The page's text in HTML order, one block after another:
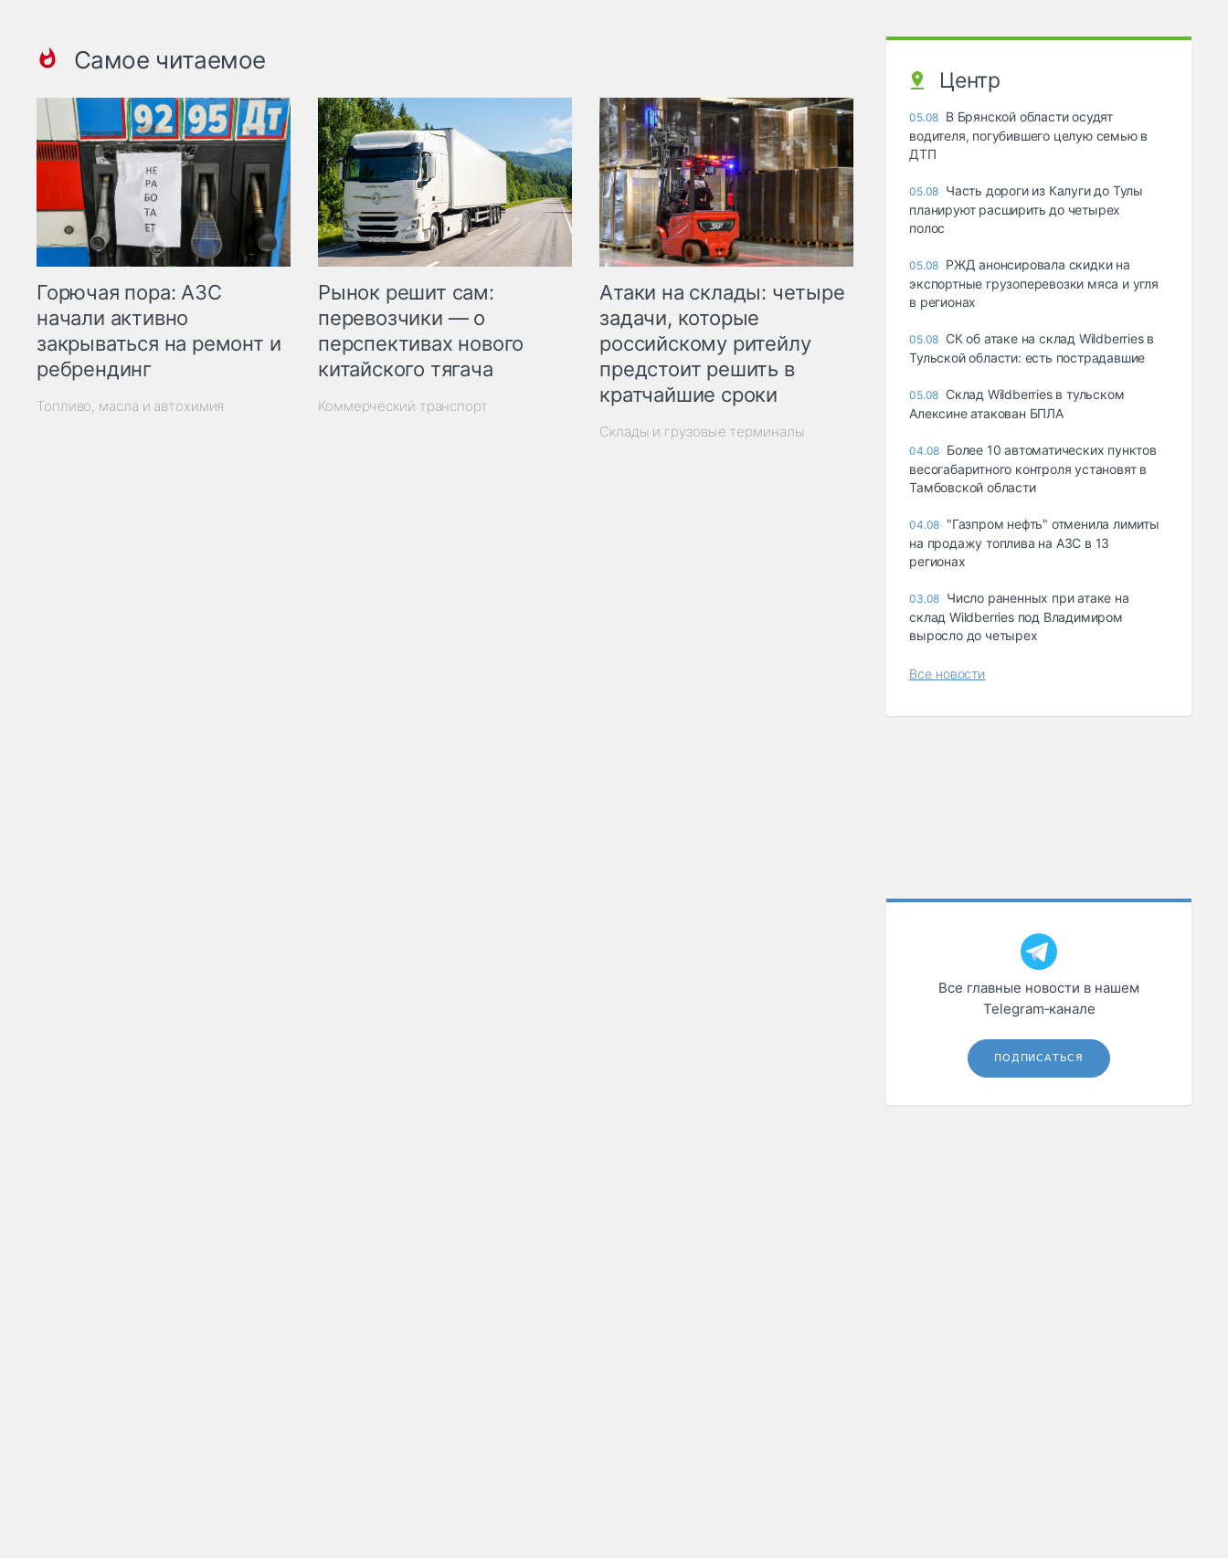
Самое читаемое
Горючая пора: АЗС
начали активно
закрываться на ремонт и
ребрендинг
Топливо, масла и автохимия
Рынок решит сам:
перевозчики — о
перспективах нового
китайского тягача
Коммерческий транспорт
Атаки на склады: четыре
задачи, которые
российскому ритейлу
предстоит решить в
кратчайшие сроки
Склады и грузовые терминалы
Центр
05.08 В Брянской области осудят
водителя, погубившего целую семью в
ДТП
05.08 Часть дороги из Калуги до Тулы
планируют расширить до четырех
полос
05.08 РЖД анонсировала скидки на
экспортные грузоперевозки мяса и угля
в регионах
05.08 СК об атаке на склад Wildberries в
Тульской области: есть пострадавшие
05.08 Склад Wildberries в тульском
Алексине атакован БПЛА
04.08 Более 10 автоматических пунктов
весогабаритного контроля установят в
Тамбовской области
04.08 "Газпром нефть" отменила лимиты
на продажу топлива на АЗС в 13
регионах
03.08 Число раненных при атаке на
склад Wildberries под Владимиром
выросло до четырех
Все новости
Все главные новости в нашем
Telegram‑канале
ПОДПИСАТЬСЯ